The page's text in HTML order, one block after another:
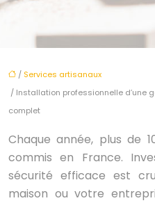
/ Services artisanaux
/ Installation professionnelle d’une
complet
Chaque année, plus de
commis en France.
sécurité efficace est
maison ou votre